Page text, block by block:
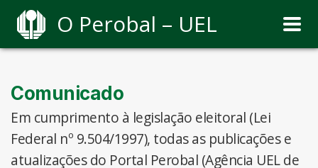
O Perobal – UEL
Comunicado
Em cumprimento à legislação eleitoral (Lei
Federal nº 9.504/1997), todas as publicações e
atualizações do Portal Perobal (Agência UEL de